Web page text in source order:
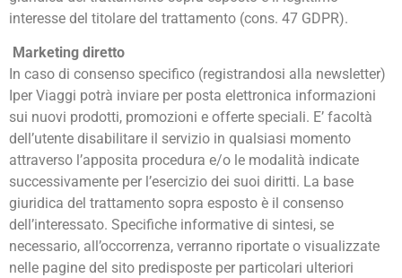
interesse del titolare del trattamento (cons. 47 GDPR).
Marketing diretto
In caso di consenso specifico (registrandosi alla newsletter)
Iper Viaggi potrà inviare per posta elettronica informazioni
sui nuovi prodotti, promozioni e offerte speciali. E’ facoltà
dell’utente disabilitare il servizio in qualsiasi momento
attraverso l’apposita procedura e/o le modalità indicate
successivamente per l’esercizio dei suoi diritti. La base
giuridica del trattamento sopra esposto è il consenso
dell’interessato. Specifiche informative di sintesi, se
necessario, all’occorrenza, verranno riportate o visualizzate
nelle pagine del sito predisposte per particolari ulteriori